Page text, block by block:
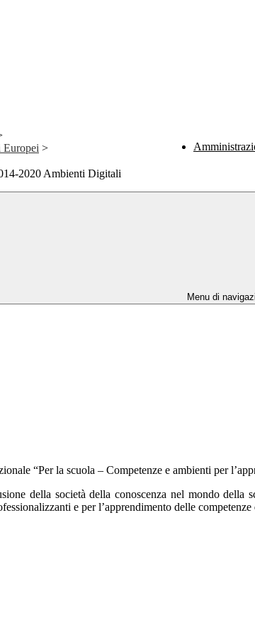
Europei >
2020 Ambienti Digitali
Menu di
“Per la scuola – Competenze e ambienti per
della società della conoscenza nel mondo della
e per l’apprendimento delle competenze